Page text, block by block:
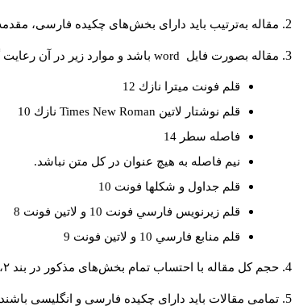
مقاله به‌ترتیب باید دارای بخش‌های چکیده فارسی،
مقاله بصورت فايل word باشد و موارد زير در آن رعايت
قلم فونت ميترا نازك 12
قلم نوشتار لاتين Times New Roman نازك 10
فاصله سطر 14
نيم فاصله به هيچ عنوان در كل متن نباشد.
قلم جداول و شكلها فونت 10
قلم زيرنويس فارسي فونت 10 و لاتين فونت 8
قلم منابع فارسي 10 و لاتين فونت 9
حجم کل مقاله با احتساب تمام بخش‌های مذکور در بند ۲، بین ۶۰۰۰ تا ۸۰۰۰کلمه باشد.
تمامی مقالات باید دارای چکیده فارسی و انگلیسی باشند. حجم هر دو چکیده